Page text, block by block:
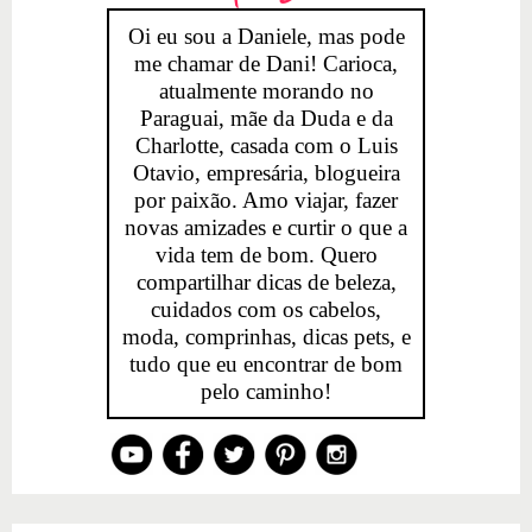
Oi eu sou a Daniele, mas pode
me chamar de Dani! Carioca,
atualmente morando no
Paraguai, mãe da Duda e da
Charlotte, casada com o Luis
Otavio, empresária, blogueira
por paixão. Amo viajar, fazer
novas amizades e curtir o que a
vida tem de bom. Quero
compartilhar dicas de beleza,
cuidados com os cabelos,
moda, comprinhas, dicas pets, e
tudo que eu encontrar de bom
pelo caminho!